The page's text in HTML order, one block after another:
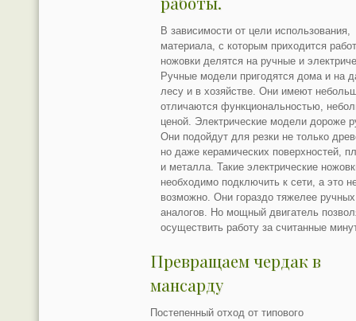
В зависимости от цели использования,
материала, с которым приходится
ножовки делятся на ручные и
Ручные модели пригодятся дома и на
лесу и в хозяйстве. Они имеют
отличаются функциональностью,
ценой. Электрические модели дороже
Они подойдут для резки не только
но даже керамических поверхностей,
и металла. Такие электрические
необходимо подключить к сети, а это
возможно. Они гораздо тяжелее ручных
аналогов. Но мощный двигатель
осуществить работу за считанные
Превращаем чердак в
мансарду
Постепенный отход от типового